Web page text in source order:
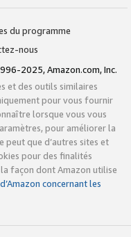
du programme
nous
2025, Amazon.com, Inc.
et des outils similaires
pour vous fournir
lorsque vous vous
pour améliorer la
peut que d’autres sites et
pour des finalités
façon dont Amazon utilise
concernant les